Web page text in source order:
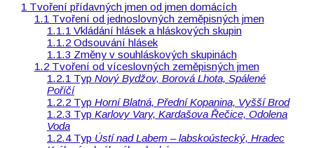
Tvoření přídavných jmen od jmen domácích
Tvoření od jednoslovných zeměpisných jmen
Vkládání hlásek a hláskových skupin
Odsouvání hlásek
Změny v souhláskových skupinách
Tvoření od víceslovných zeměpisných jmen
Typ Nový Bydžov, Borová Lhota, Spálené
Poříčí
Typ Horní Blatná, Přední Kopanina, Vyšší Brod
Typ Karlovy Vary, Kardašova Řečice, Odolena
Voda
Typ Ústí nad Labem –⁠⁠⁠⁠⁠⁠⁠⁠⁠⁠⁠⁠⁠⁠⁠⁠⁠⁠⁠⁠⁠⁠⁠⁠⁠⁠⁠⁠⁠⁠⁠⁠⁠⁠⁠⁠⁠⁠⁠⁠⁠⁠⁠⁠⁠⁠⁠⁠⁠⁠⁠⁠⁠⁠⁠⁠⁠⁠⁠⁠⁠⁠ labskoústecký, Hradec